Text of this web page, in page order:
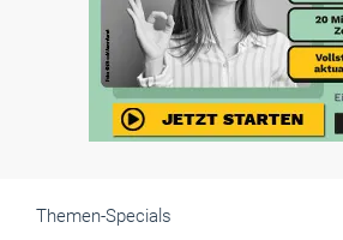
Themen-Specials